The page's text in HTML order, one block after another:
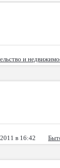
и
в 16:42